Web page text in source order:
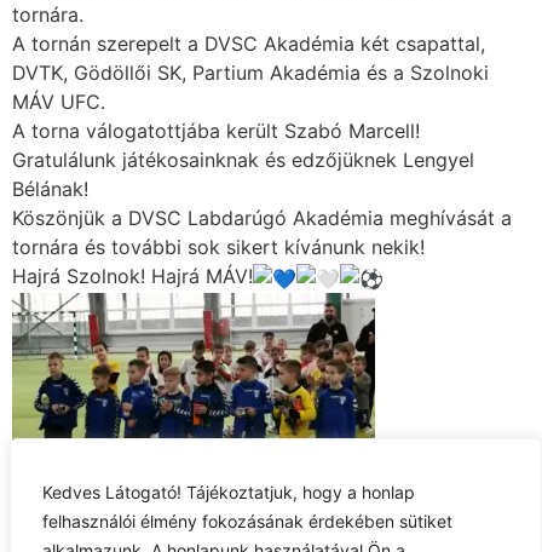
Kedves Látogató! Tájékoztatjuk, hogy a honlap
felhasználói élmény fokozásának érdekében sütiket
tornára.
A tornán szerepelt a DVSC Akadémia két csapattal,
DVTK, Gödöllői SK, Partium Akadémia és a Szolnoki
MÁV UFC.
A torna válogatottjába került Szabó Marcell!
Gratulálunk játékosainknak és edzőjüknek Lengyel
Bélának!
Köszönjük a DVSC Labdarúgó Akadémia meghívását a
tornára és további sok sikert kívánunk nekik!
Hajrá Szolnok! Hajrá MÁV!